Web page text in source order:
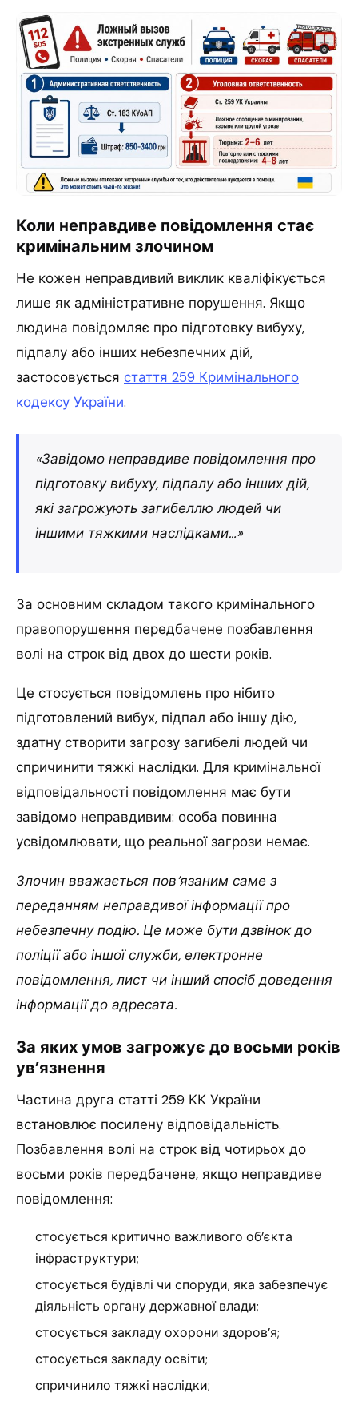
Коли неправдиве повідомлення стає
кримінальним злочином
Не кожен неправдивий виклик кваліфікується
лише як адміністративне порушення. Якщо
людина повідомляє про підготовку вибуху,
підпалу або інших небезпечних дій,
застосовується стаття 259 Кримінального
кодексу України.
«Завідомо неправдиве повідомлення про
підготовку вибуху, підпалу або інших дій,
які загрожують загибеллю людей чи
іншими тяжкими наслідками…»
За основним складом такого кримінального
правопорушення передбачене позбавлення
волі на строк від двох до шести років.
Це стосується повідомлень про нібито
підготовлений вибух, підпал або іншу дію,
здатну створити загрозу загибелі людей чи
спричинити тяжкі наслідки. Для кримінальної
відповідальності повідомлення має бути
завідомо неправдивим: особа повинна
усвідомлювати, що реальної загрози немає.
Злочин вважається пов’язаним саме з
переданням неправдивої інформації про
небезпечну подію. Це може бути дзвінок до
поліції або іншої служби, електронне
повідомлення, лист чи інший спосіб доведення
інформації до адресата.
За яких умов загрожує до восьми років
ув’язнення
Частина друга статті 259 КК України
встановлює посилену відповідальність.
Позбавлення волі на строк від чотирьох до
восьми років передбачене, якщо неправдиве
повідомлення:
стосується критично важливого об’єкта
інфраструктури;
стосується будівлі чи споруди, яка забезпечує
діяльність органу державної влади;
стосується закладу охорони здоров’я;
стосується закладу освіти;
спричинило тяжкі наслідки;